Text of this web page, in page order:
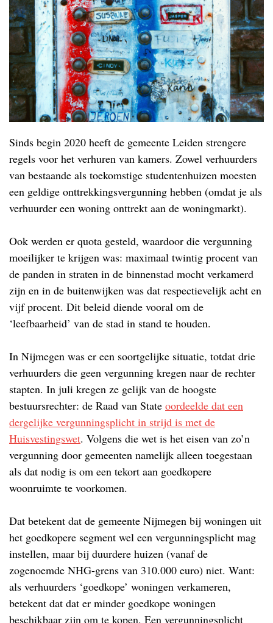
Sinds begin 2020 heeft de gemeente Leiden strengere
regels voor het verhuren van kamers. Zowel verhuurders
van bestaande als toekomstige studentenhuizen moesten
een geldige onttrekkingsvergunning hebben (omdat je als
verhuurder een woning onttrekt aan de woningmarkt).
Ook werden er quota gesteld, waardoor die vergunning
moeilijker te krijgen was: maximaal twintig procent van
de panden in straten in de binnenstad mocht verkamerd
zijn en in de buitenwijken was dat respectievelijk acht en
vijf procent. Dit beleid diende vooral om de
‘leefbaarheid’ van de stad in stand te houden.
In Nijmegen was er een soortgelijke situatie, totdat drie
verhuurders die geen vergunning kregen naar de rechter
stapten. In juli kregen ze gelijk van de hoogste
bestuursrechter: de Raad van State oordeelde dat een
dergelijke vergunningsplicht in strijd is met de
Huisvestingswet. Volgens die wet is het eisen van zo’n
vergunning door gemeenten namelijk alleen toegestaan
als dat nodig is om een tekort aan goedkopere
woonruimte te voorkomen.
Dat betekent dat de gemeente Nijmegen bij woningen uit
het goedkopere segment wel een vergunningsplicht mag
instellen, maar bij duurdere huizen (vanaf de
zogenoemde NHG-grens van 310.000 euro) niet. Want:
als verhuurders ‘goedkope’ woningen verkameren,
betekent dat dat er minder goedkope woningen
beschikbaar zijn om te kopen. Een vergunningsplicht